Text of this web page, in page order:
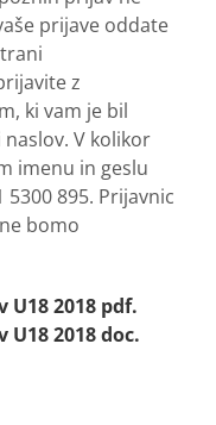
prijave oddate
z
ki vam je bil
V kolikor
imenu in geslu
895. Prijavnic
bomo
U18 2018 pdf.
2018 doc.